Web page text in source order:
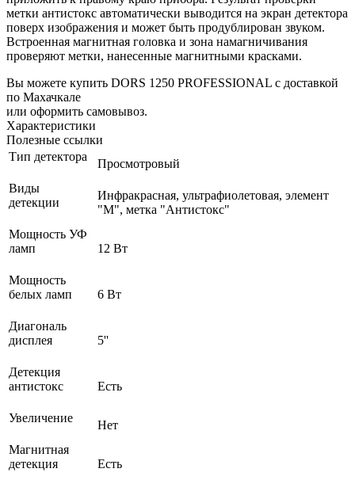
метки антистокс автоматически выводится на экран детектора
поверх изображения и может быть продублирован звуком.
Встроенная магнитная головка и зона намагничивания
проверяют метки, нанесенные магнитными красками.
Вы можете купить DORS 1250 PROFESSIONAL с доставкой
по Махачкале
или оформить самовывоз.
Характеристики
Полезные ссылки
Тип детектора
Просмотровый
Виды
детекции
Инфракрасная, ультрафиолетовая, элемент
"М", метка "Антистокс"
Мощность УФ
ламп
12 Вт
Мощность
белых ламп
6 Вт
Диагональ
дисплея
5''
Детекция
антистокс
Есть
Увеличение
Нет
Магнитная
детекция
Есть